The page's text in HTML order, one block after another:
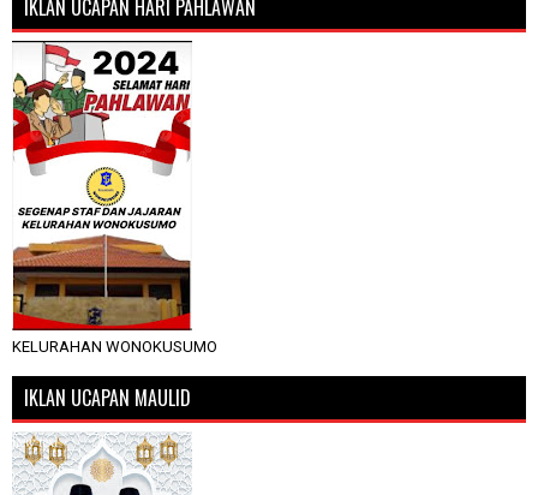
IKLAN UCAPAN HARI PAHLAWAN
KELURAHAN WONOKUSUMO
IKLAN UCAPAN MAULID